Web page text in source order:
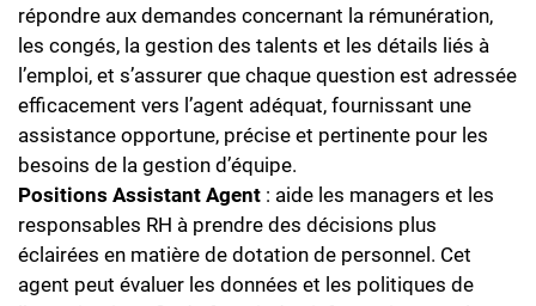
répondre aux demandes concernant la rémunération,
les congés, la gestion des talents et les détails liés à
l’emploi, et s’assurer que chaque question est adressée
efficacement vers l’agent adéquat, fournissant une
assistance opportune, précise et pertinente pour les
besoins de la gestion d’équipe.
Positions Assistant Agent : aide les managers et les
responsables RH à prendre des décisions plus
éclairées en matière de dotation de personnel. Cet
agent peut évaluer les données et les politiques de